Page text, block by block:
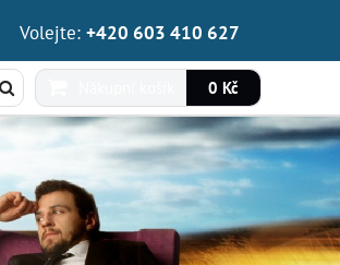
Volejte: +420 603 410 627
0 Kč